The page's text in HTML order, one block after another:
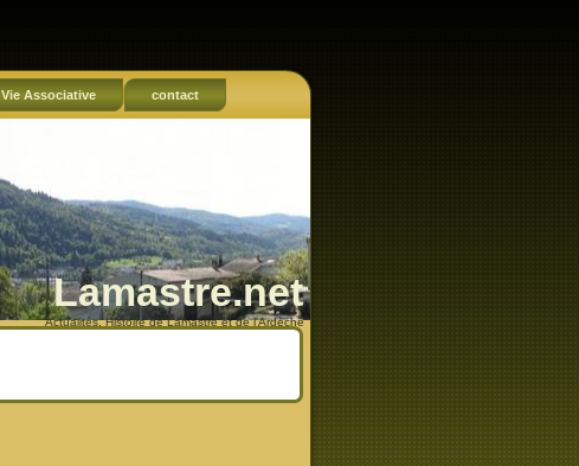
Vie Associative contact
Lamastre.net
Actualités, Histoire de Lamastre et de l'Ardèche